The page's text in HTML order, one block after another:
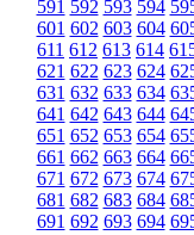
591 592 593 594
601 602 603 604
611 612 613 614
621 622 623 624
631 632 633 634
641 642 643 644
651 652 653 654
661 662 663 664
671 672 673 674
681 682 683 684
691 692 693 694